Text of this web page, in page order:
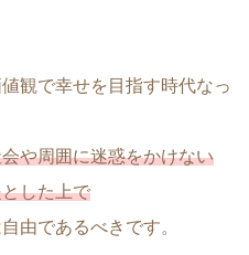
観で幸せを目指す時代なっ
や周囲に迷惑をかけない
した上で
由であるべきです。